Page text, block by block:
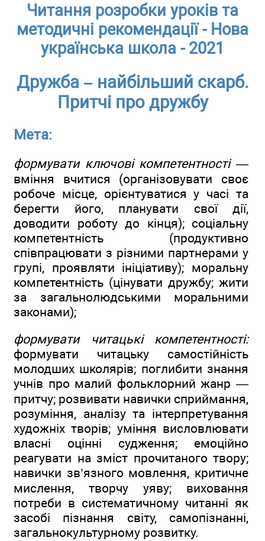
Читання розробки уроків та
методичні рекомендації - Нова
українська школа - 2021
Дружба – найбільший скарб.
Притчі про дружбу
Мета:
формувати ключові компетентності—
вміння вчитися (організовувати своє
робоче місце, орієнтуватися у часі та
берегти його, планувати свої дії,
доводити роботу до кінця); соціальну
компетентність (продуктивно
співпрацювати з різними партнерами у
групі, проявляти ініціативу); моральну
компетентність (цінувати дружбу; жити
за загальнолюдськими моральними
законами);
формувати читацькі компетентності:
формувати читацьку самостійність
молодших школярів; поглибити знання
учнів про малий фольклорний жанр —
притчу; розвивати навички сприймання,
розуміння, аналізу та інтерпретування
художніх творів; уміння висловлювати
власні оцінні судження; емоційно
реагувати на зміст прочитаного твору;
навички зв’язного мовлення, критичне
мислення, творчу уяву; виховання
потреби в систематичному читанні як
засобі пізнання світу, самопізнанні,
загальнокультурному розвитку.